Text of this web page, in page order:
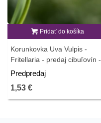
Pridať do košíka
Korunkovka Uva Vulpis -
Fritellaria - predaj cibuľovín -
5 ks
Predpredaj
1,53 €